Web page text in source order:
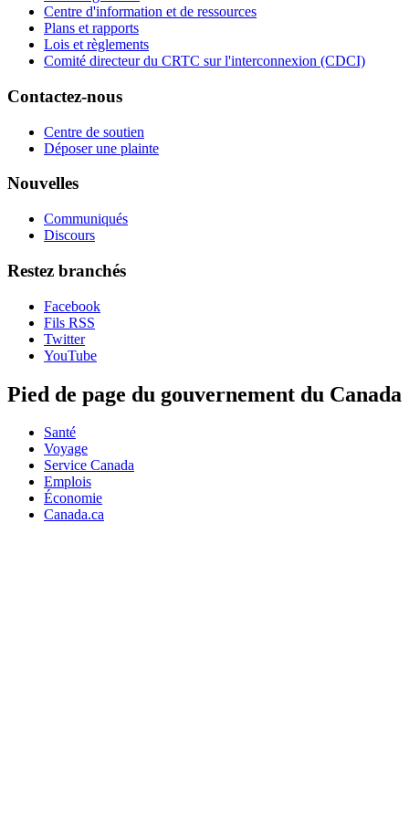
Centre d'information et de ressources
Plans et rapports
Lois et règlements
Comité directeur du CRTC sur l'interconnexion (CDCI)
Contactez-nous
Centre de soutien
Déposer une plainte
Nouvelles
Communiqués
Discours
Restez branchés
Facebook
Fils RSS
Twitter
YouTube
Pied de page du gouvernement du Canada
Santé
Voyage
Service Canada
Emplois
Économie
Canada.ca